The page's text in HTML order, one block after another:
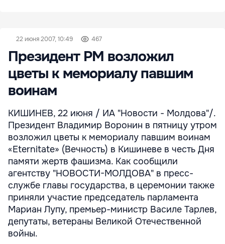
22 июня 2007, 10:49 467
Президент РМ возложил
цветы к мемориалу павшим
воинам
КИШИНЕВ, 22 июня / ИА "Новости - Молдова"/.
Президент Владимир Воронин в пятницу утром
возложил цветы к мемориалу павшим воинам
«Eternitate» (Вечность) в Кишиневе в честь Дня
памяти жертв фашизма. Как сообщили
агентству "НОВОСТИ-МОЛДОВА" в пресс-
службе главы государства, в церемонии также
приняли участие председатель парламента
Мариан Лупу, премьер-министр Василе Тарлев,
депутаты, ветераны Великой Отечественной
войны.